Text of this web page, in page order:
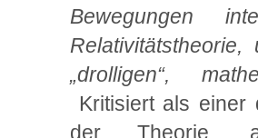
Bewegungen
„drolligen“,
Kritisiert als einer
der Theorie,